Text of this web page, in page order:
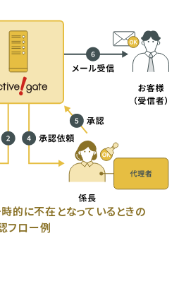
的に不在となっているときの
フロー例